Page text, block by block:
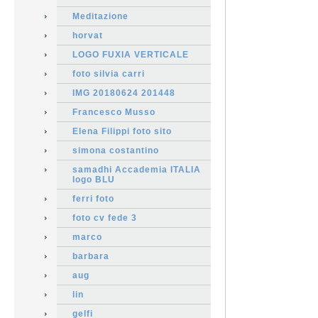
Meditazione
horvat
LOGO FUXIA VERTICALE
foto silvia carri
IMG 20180624 201448
Francesco Musso
Elena Filippi foto sito
simona costantino
samadhi Accademia ITALIA
logo BLU
ferri foto
foto cv fede 3
marco
barbara
aug
lin
gelfi